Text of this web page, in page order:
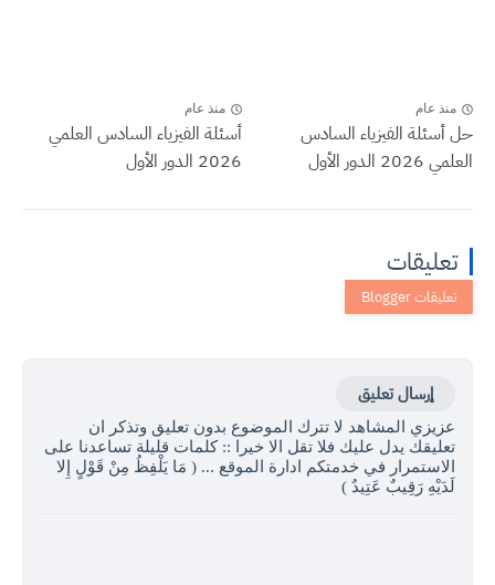
منذ عام
حل أسئلة الفيزياء السادس
العلمي 2026 الدور الأول
منذ عام
أسئلة الفيزياء السادس العلمي
2026 الدور الأول
تعليقات
إرسال تعليق
عزيزي المشاهد لا تترك الموضوع بدون تعليق وتذكر ان
تعليقك يدل عليك فلا تقل الا خيرا :: كلمات قليلة تساعدنا على
الاستمرار في خدمتكم ادارة الموقع ... ( مَا يَلْفِظُ مِنْ قَوْلٍ إِلا
لَدَيْهِ رَقِيبٌ عَتِيدٌ )